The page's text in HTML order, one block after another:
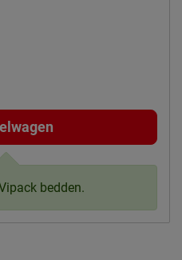
bedden.